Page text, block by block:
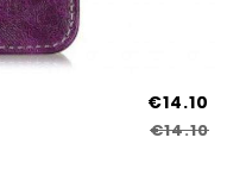
€14.10
€14.10